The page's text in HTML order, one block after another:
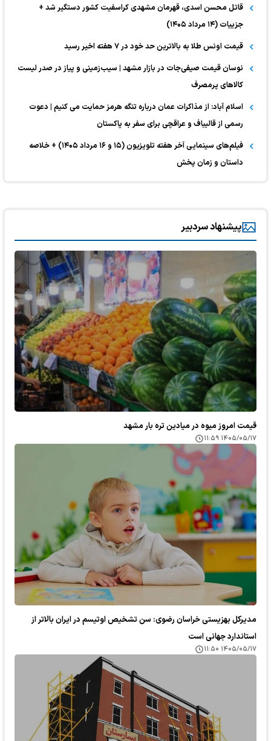
قاتل محسن اسدی، قهرمان مشهدی کراسفیت کشور دستگیر شد +
جزییات (۱۴ مرداد ۱۴۰۵)
قیمت اونس طلا به بالاترین حد خود در ۷ هفته اخیر رسید
نوسان قیمت صیفی‌جات در بازار مشهد | سیب‌زمینی و پیاز در صدر لیست
کالا‌های پرمصرف
اسلام آباد: از مذاکرات عمان درباره تنگه هرمز حمایت می کنیم | دعوت
رسمی از قالیباف و عراقچی برای سفر به پاکستان
فیلم‌های سینمایی آخر هفته تلویزیون (۱۵ و ۱۶ مرداد ۱۴۰۵) + خلاصه
داستان و زمان پخش
پیشنهاد سردبیر
قیمت امروز میوه در میادین تره بار مشهد
۱۴۰۵/۰۵/۱۷ ۱۱:۵۹
مدیرکل بهزیستی خراسان رضوی: سن تشخیص اوتیسم در ایران بالاتر از
استاندارد جهانی است
۱۴۰۵/۰۵/۱۷ ۱۱:۵۰